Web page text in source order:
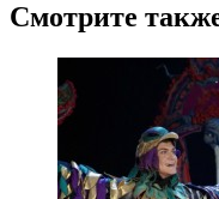
Смотрите